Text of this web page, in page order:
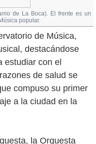
de La Boca). El frente es un
popular.
de Música,
destacándose
estudiar con el
de salud se
compuso su primer
a la ciudad en la
la Orquesta